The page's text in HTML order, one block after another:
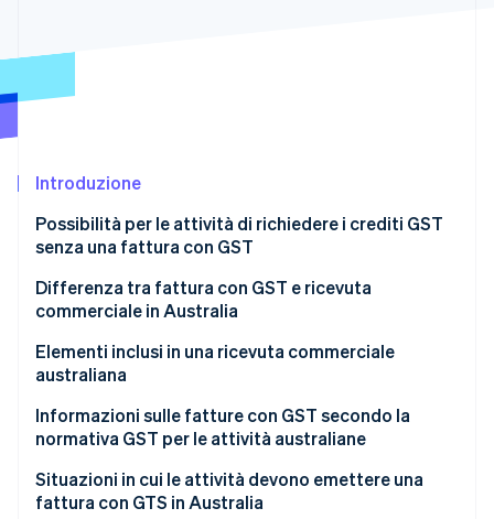
Radar
Atlas
Rimozione del carbonio
Verifica online dell'identità
Stripe Sessions 2026
Scopri come Stripe sta costruendo l'infrastruttura
Introduzione
Possibilità per le attività di richiedere i crediti GST
senza una fattura con GST
Differenza tra fattura con GST e ricevuta
commerciale in Australia
Elementi inclusi in una ricevuta commerciale
australiana
Informazioni sulle fatture con GST secondo la
normativa GST per le attività australiane
Situazioni in cui le attività devono emettere una
fattura con GTS in Australia